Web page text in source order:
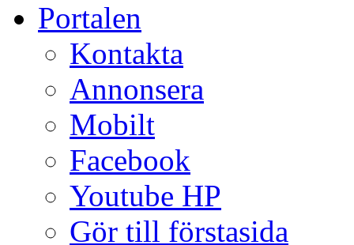
Portalen
Kontakta
Annonsera
Mobilt
Facebook
Youtube HP
Gör till förstasida